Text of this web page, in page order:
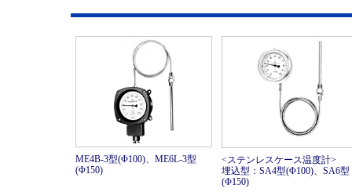
ME4B-3型(Φ100)、ME6L-3型
(Φ150)
<ステンレスケース温度計>
埋込型：SA4型(Φ100)、SA6型
(Φ150)